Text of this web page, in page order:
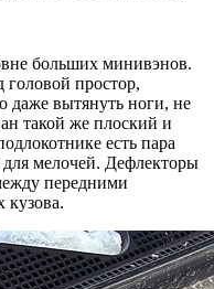
больших минивэнов.
простор,
вытянуть ноги, не
такой же плоский и
есть пара
мелочей. Дефлекторы
передними
кузова.